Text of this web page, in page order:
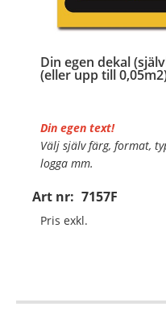
Din egen dekal
(eller upp till
Art nr: 7157F
Din egen text!
Välj själv färg, format,
logga mm.
Material:Självhäftande
Mått:210x210mm
Pris exkl.